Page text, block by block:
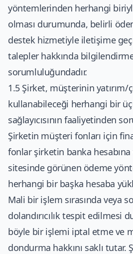
yöntemlerinden herhangi
olması durumunda, belirli
destek hizmetiyle iletişime
talepler hakkında
sorumluluğundadır.
1.5 Şirket, müşterinin
kullanabileceği herhangi bir
sağlayıcısının faaliyetinden
Şirketin müşteri fonları için
fonlar şirketin banka
sitesinde görünen ödeme
herhangi bir başka hesaba
Mali bir işlem sırasında veya
dolandırıcılık tespit edilmesi
böyle bir işlemi iptal etme ve
dondurma hakkını saklı